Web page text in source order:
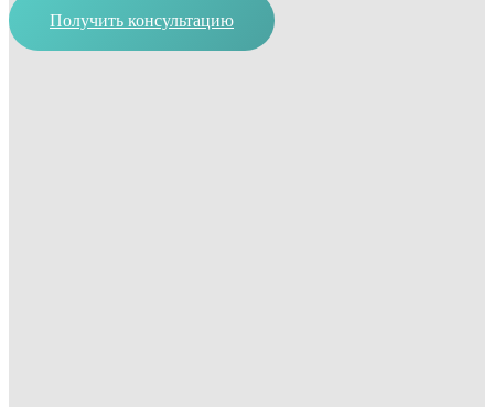
Получить консультацию